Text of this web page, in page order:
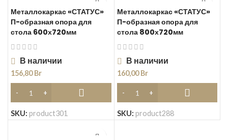
Металлокаркас «СТАТУС»
П-образная опора для
стола 600х720мм
В наличии
156,80 Br
SKU: product301
Металлокаркас «СТАТУС»
П-образная опора для
стола 800х720мм
В наличии
160,00 Br
SKU: product288